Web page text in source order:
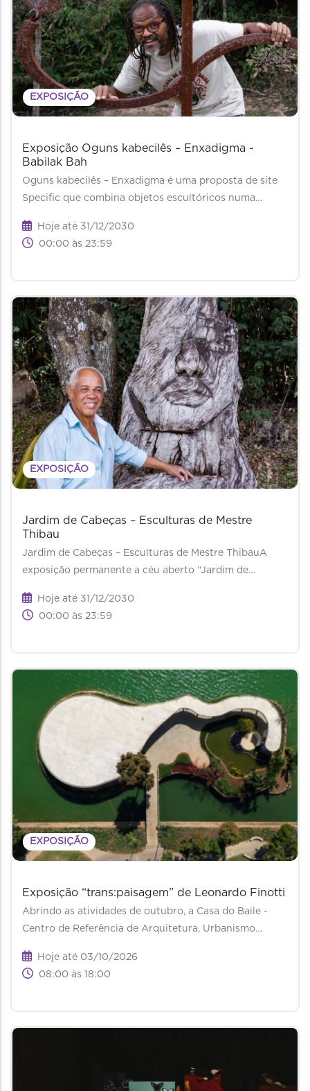
EXPOSIÇÃO
Exposição Oguns kabecilês – Enxadigma -
Babilak Bah
Oguns kabecilês – Enxadigma é uma proposta de site
Specific que combina objetos escultóricos numa…
Hoje até 31/12/2030
00:00 às 23:59
EXPOSIÇÃO
Jardim de Cabeças – Esculturas de Mestre
Thibau
Jardim de Cabeças – Esculturas de Mestre ThibauA
exposição permanente a céu aberto “Jardim de…
Hoje até 31/12/2030
00:00 às 23:59
EXPOSIÇÃO
Exposição “trans:paisagem” de Leonardo Finotti
Abrindo as atividades de outubro, a Casa do Baile -
Centro de Referência de Arquitetura, Urbanismo…
Hoje até 03/10/2026
08:00 às 18:00